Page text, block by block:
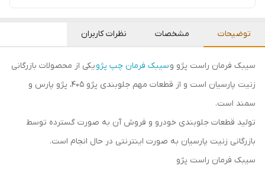
توضیحات مشخصات نظرات کاربران
سیبک فرمان راست پژو وسیبک فرمان چپ پژویکی از محصولات بازرگانی
زنیت پارسیان است و از قطعات مهم جلوبندی پژو ۴۰۵، پژو پارس و
سمند است.
تولید قطعات جلوبندی خودرو و فروش آن به صورت گسترده توسط
بازرگانی زنیت پارسیان به صورت اینترنتی در حال انجام است.
سیبک فرمان راست پژو